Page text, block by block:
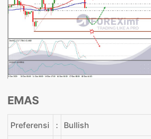
EMAS
Preferensi : Bullish